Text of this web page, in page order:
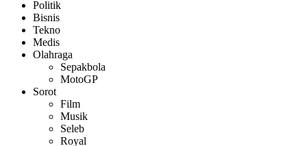
Politik
Bisnis
Tekno
Medis
Olahraga
Sepakbola
MotoGP
Sorot
Film
Musik
Seleb
Royal